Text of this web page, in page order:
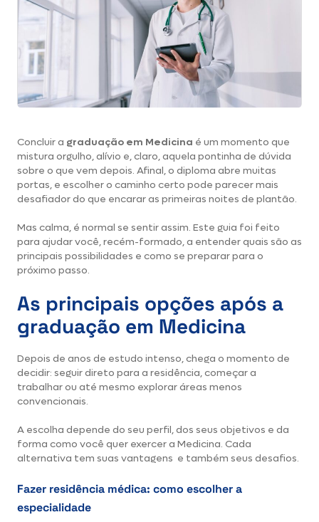
Concluir a graduação em Medicina é um momento que
mistura orgulho, alívio e, claro, aquela pontinha de dúvida
sobre o que vem depois. Afinal, o diploma abre muitas
portas, e escolher o caminho certo pode parecer mais
desafiador do que encarar as primeiras noites de plantão.
Mas calma, é normal se sentir assim. Este guia foi feito
para ajudar você, recém-formado, a entender quais são as
principais possibilidades e como se preparar para o
próximo passo.
As principais opções após a
graduação em Medicina
Depois de anos de estudo intenso, chega o momento de
decidir: seguir direto para a residência, começar a
trabalhar ou até mesmo explorar áreas menos
convencionais.
A escolha depende do seu perfil, dos seus objetivos e da
forma como você quer exercer a Medicina. Cada
alternativa tem suas vantagens e também seus desafios.
Fazer residência médica: como escolher a
especialidade